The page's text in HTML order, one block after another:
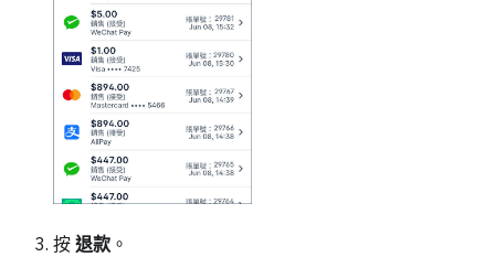
按 退款 。